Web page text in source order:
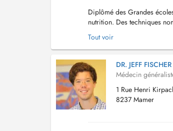
Diplômé des Grandes
nutrition. Des techniques
Camara propose des
Tout voir
DR. JEFF FISCHER
Médecin
1 Rue Henri
8237 Mamer